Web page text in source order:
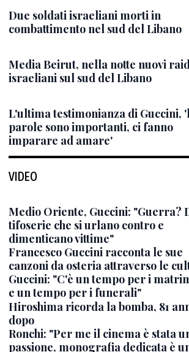
Due soldati israeliani morti in
combattimento nel sud del Libano
Media Beirut, nella notte nuovi
israeliani sul sud del Libano
L'ultima testimonianza di Guccini,
parole sono importanti, ci fanno
imparare ad amare'
VIDEO
Medio Oriente, Guccini: "Guerra?
tifoserie che si urlano contro e
dimenticano vittime"
Francesco Guccini racconta le sue
canzoni da osteria attraverso le
Guccini: "C'è un tempo per i
e un tempo per i funerali"
Hiroshima ricorda la bomba, 81
dopo
Ronchi: "Per me il cinema è stata
passione, monografia dedicata è